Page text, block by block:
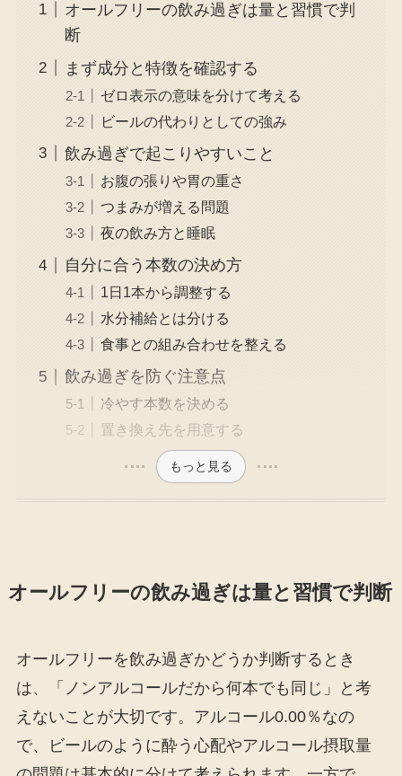
オールフリーの飲み過ぎは量と習慣で判
断
まず成分と特徴を確認する
ゼロ表示の意味を分けて考える
ビールの代わりとしての強み
飲み過ぎで起こりやすいこと
お腹の張りや胃の重さ
つまみが増える問題
夜の飲み方と睡眠
自分に合う本数の決め方
1日1本から調整する
水分補給とは分ける
食事との組み合わせを整える
飲み過ぎを防ぐ注意点
冷やす本数を決める
置き換え先を用意する
もっと見る
オールフリーの飲み過ぎは量と習慣で判断
オールフリーを飲み過ぎかどうか判断するとき
は、「ノンアルコールだから何本でも同じ」と考
えないことが大切です。アルコール0.00％なの
で、ビールのように酔う心配やアルコール摂取量